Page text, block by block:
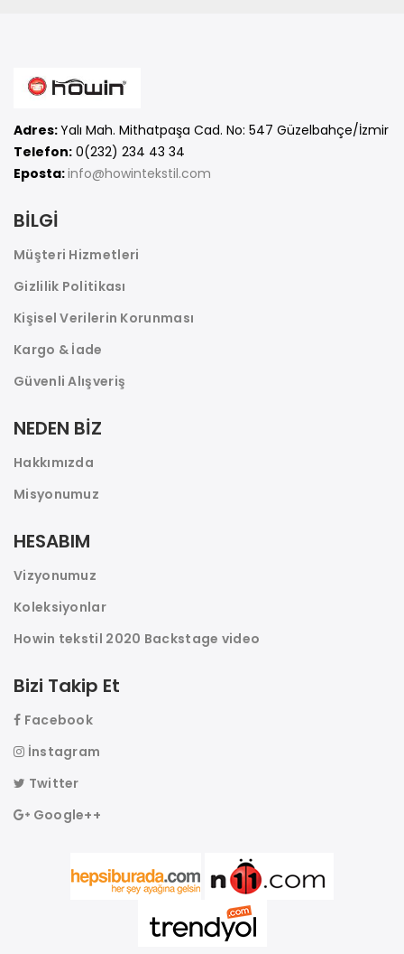
Adres:Yalı Mah. Mithatpaşa Cad. No: 547 Güzelbahçe/İzmir
Telefon: 0(232) 234 43 34
Eposta:info@howintekstil.com
BİLGİ
Müşteri Hizmetleri
Gizlilik Politikası
Kişisel Verilerin Korunması
Kargo & İade
Güvenli Alışveriş
NEDEN BİZ
Hakkımızda
Misyonumuz
HESABIM
Vizyonumuz
Koleksiyonlar
Howin tekstil 2020 Backstage video
Bizi Takip Et
Facebook
İnstagram
Twitter
Google++